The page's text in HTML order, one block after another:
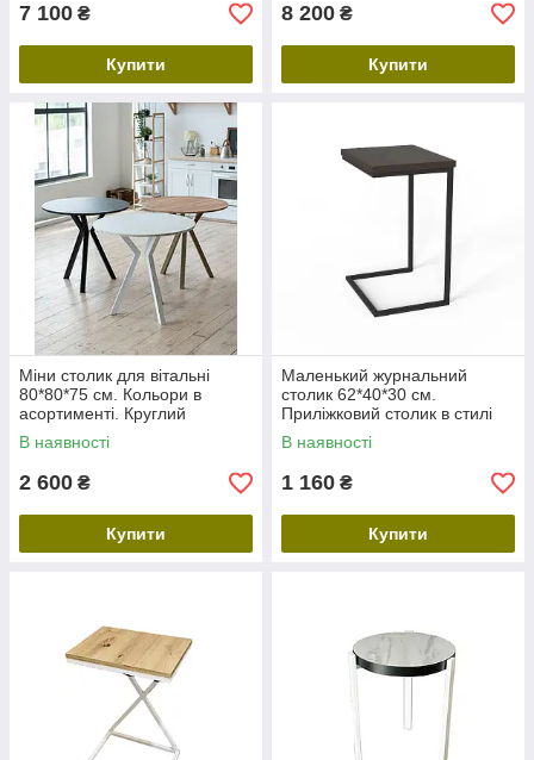
7 100 ₴
Купити
8 200 ₴
Купити
Міни столик для вітальні
80*80*75 см. Кольори в
асортименті. Круглий
маленький стіл для сніданку.
Кавові столики
В наявності
2 600 ₴
Купити
Маленький журнальний
столик 62*40*30 см.
Приліжковий столик в стилі
Лофт. Маленький столик
прямокутний для ноутбуків,
В наявності
1 160 ₴
Купити